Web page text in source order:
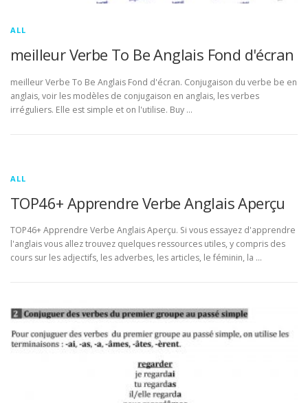
ALL
meilleur Verbe To Be Anglais Fond d'écran
meilleur Verbe To Be Anglais Fond d'écran. Conjugaison du verbe be en
anglais, voir les modèles de conjugaison en anglais, les verbes
irréguliers. Elle est simple et on l'utilise. Buy …
ALL
TOP46+ Apprendre Verbe Anglais Aperçu
TOP46+ Apprendre Verbe Anglais Aperçu. Si vous essayez d'apprendre
l'anglais vous allez trouvez quelques ressources utiles, y compris des
cours sur les adjectifs, les adverbes, les articles, le féminin, la …